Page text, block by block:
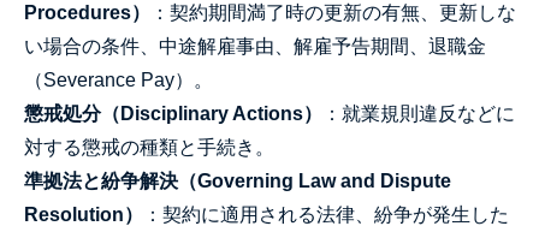
Procedures）
：契約期間満了時の更新の有無、更新しな
い場合の条件、中途解雇事由、解雇予告期間、退職金
（Severance Pay）。
懲戒処分（Disciplinary Actions）
：就業規則違反などに
対する懲戒の種類と手続き。
準拠法と紛争解決（Governing Law and Dispute
Resolution）
：契約に適用される法律、紛争が発生した